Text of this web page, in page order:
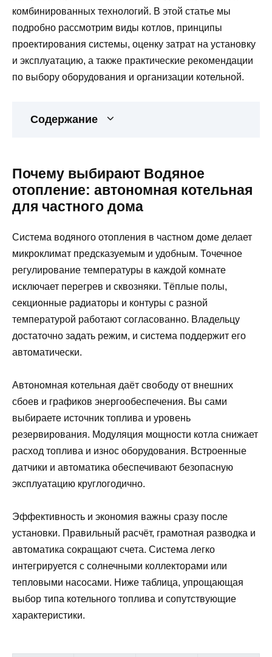
комбинированных технологий. В этой статье мы
подробно рассмотрим виды котлов, принципы
проектирования системы, оценку затрат на установку
и эксплуатацию, а также практические рекомендации
по выбору оборудования и организации котельной.
Содержание
Почему выбирают Водяное
отопление: автономная котельная
для частного дома
Система водяного отопления в частном доме делает
микроклимат предсказуемым и удобным. Точечное
регулирование температуры в каждой комнате
исключает перегрев и сквозняки. Тёплые полы,
секционные радиаторы и контуры с разной
температурой работают согласованно. Владельцу
достаточно задать режим, и система поддержит его
автоматически.
Автономная котельная даёт свободу от внешних
сбоев и графиков энергообеспечения. Вы сами
выбираете источник топлива и уровень
резервирования. Модуляция мощности котла снижает
расход топлива и износ оборудования. Встроенные
датчики и автоматика обеспечивают безопасную
эксплуатацию круглогодично.
Эффективность и экономия важны сразу после
установки. Правильный расчёт, грамотная разводка и
автоматика сокращают счета. Система легко
интегрируется с солнечными коллекторами или
тепловыми насосами. Ниже таблица, упрощающая
выбор типа котельного топлива и сопутствующие
характеристики.